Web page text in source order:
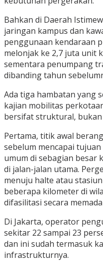
Bahkan di Daerah
jaringan kampus dan
penggunaan kendaraan
melonjak ke 2,7 juta unit
sementara penumpang
dibanding tahun
Ada tiga hambatan yang
kajian mobilitas
bersifat struktural,
Pertama, titik awal
sebelum mencapai
umum di sebagian besar
di jalan-jalan utama.
menuju halte atau
beberapa kilometer di
difasilitasi secara
Di Jakarta, operator
sekitar 22 sampai 23
dan ini sudah termasuk
infrastrukturnya.